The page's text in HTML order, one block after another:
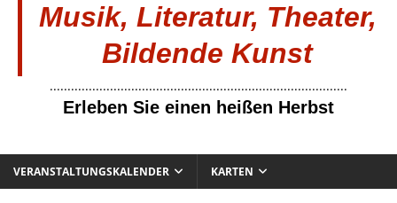
Musik, Literatur, Theater,
Bildende Kunst
....................................................................................
Erleben Sie einen heißen Herbst
VERANSTALTUNGSKALENDER KARTEN